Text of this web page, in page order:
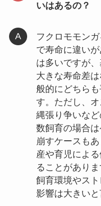
いはあるの？
フクロモモン
で寿命に違い
は多いですが
大きな寿命差
般的にどちら
す。ただし、
縄張り争いな
数飼育の場合
崩すケースも
産や育児によ
ることがあり
飼育環境やス
影響は大きいと